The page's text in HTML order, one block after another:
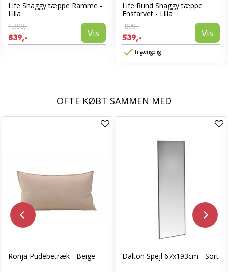
Life Shaggy tæppe Ramme -
Lilla
1.399,-
839,- Vis
Life Rund Shaggy tæppe
Ensfarvet - Lilla
899,-
539,- Vis
Tilgængelig
OFTE KØBT SAMMEN MED
Ronja Pudebetræk - Beige Dalton Spejl 67x193cm - Sort